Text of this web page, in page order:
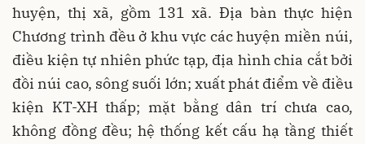
huyện, thị xã, gồm 131 xã. Địa bàn thực hiện
Chương trình đều ở khu vực các huyện miền núi,
điều kiện tự nhiên phức tạp, địa hình chia cắt bởi
đồi núi cao, sông suối lớn; xuất phát điểm về điều
kiện KT-XH thấp; mặt bằng dân trí chưa cao,
không đồng đều; hệ thống kết cấu hạ tầng thiết